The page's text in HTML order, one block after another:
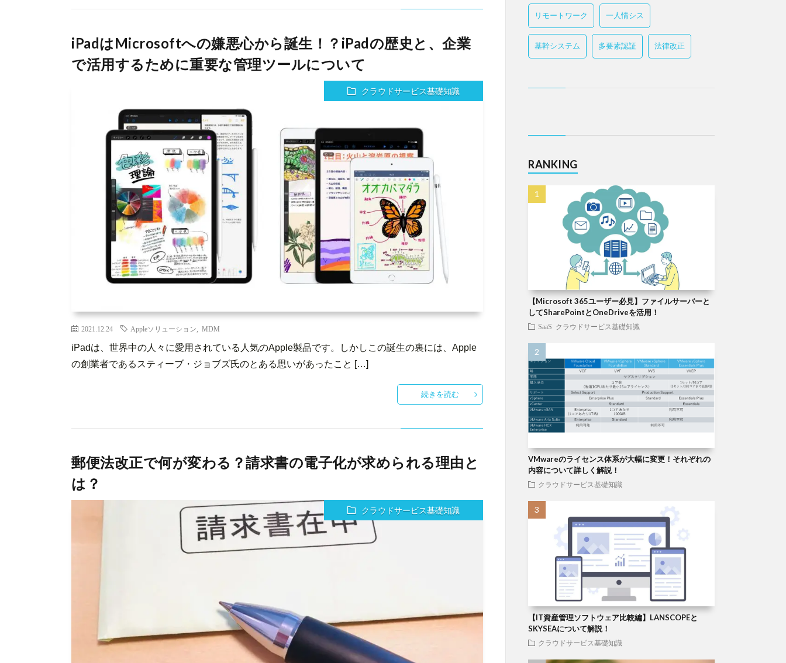
iPadはMicrosoftへの嫌悪心から誕生！？iPadの歴史と、企業
で活用するために重要な管理ツールについて
クラウドサービス基礎知識
2021.12.24 Appleソリューション MDM
iPadは、世界中の人々に愛用されている人気のApple製品です。しかしこの誕生の裏には、Apple
の創業者であるスティーブ・ジョブズ氏のとある思いがあったこと […]
続きを読む
郵便法改正で何が変わる？請求書の電子化が求められる理由と
は？
クラウドサービス基礎知識
リモートワーク 一人情シス
基幹システム 多要素認証 法律改正
RANKING
【Microsoft 365ユーザー必見】ファイルサーバーと
してSharePointとOneDriveを活用！
SaaS クラウドサービス基礎知識
VMwareのライセンス体系が大幅に変更！それぞれの
内容について詳しく解説！
クラウドサービス基礎知識
【IT資産管理ソフトウェア比較編】LANSCOPEと
SKYSEAについて解説！
クラウドサービス基礎知識